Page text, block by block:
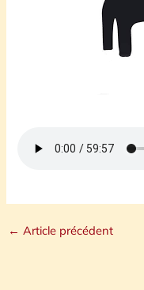
← Article précédent